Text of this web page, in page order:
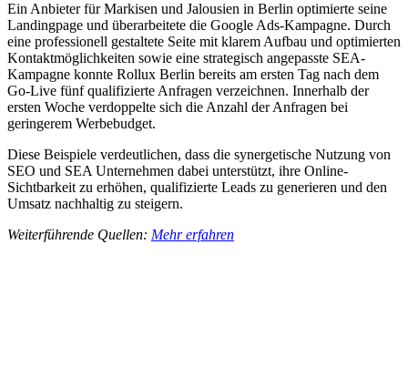
Ein Anbieter für Markisen und Jalousien in Berlin optimierte seine
Landingpage und überarbeitete die Google Ads-Kampagne. Durch
eine professionell gestaltete Seite mit klarem Aufbau und optimierten
Kontaktmöglichkeiten sowie eine strategisch angepasste SEA-
Kampagne konnte Rollux Berlin bereits am ersten Tag nach dem
Go-Live fünf qualifizierte Anfragen verzeichnen. Innerhalb der
ersten Woche verdoppelte sich die Anzahl der Anfragen bei
geringerem Werbebudget.
Diese Beispiele verdeutlichen, dass die synergetische Nutzung von
SEO und SEA Unternehmen dabei unterstützt, ihre Online-
Sichtbarkeit zu erhöhen, qualifizierte Leads zu generieren und den
Umsatz nachhaltig zu steigern.
Weiterführende Quellen: Mehr erfahren